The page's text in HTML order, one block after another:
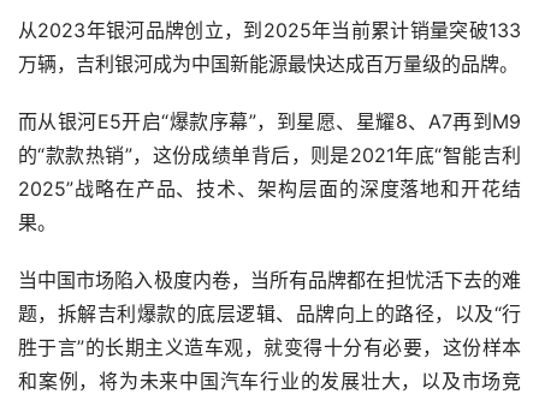
从2023年银河品牌创立，到2025年当前累计销量突破133
万辆，吉利银河成为中国新能源最快达成百万量级的品牌。
而从银河E5开启“爆款序幕”，到星愿、星耀8、A7再到M9
的“款款热销”，这份成绩单背后，则是2021年底“智能吉利
2025”战略在产品、技术、架构层面的深度落地和开花结
果。
当中国市场陷入极度内卷，当所有品牌都在担忧活下去的难
题，拆解吉利爆款的底层逻辑、品牌向上的路径，以及“行
胜于言”的长期主义造车观，就变得十分有必要，这份样本
和案例，将为未来中国汽车行业的发展壮大，以及市场竞